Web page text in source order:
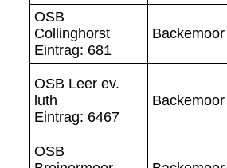
OSB
Collinghorst
Eintrag: 681
Backemoor
OSB Leer ev.
luth
Eintrag: 6467
Backemoor
OSB